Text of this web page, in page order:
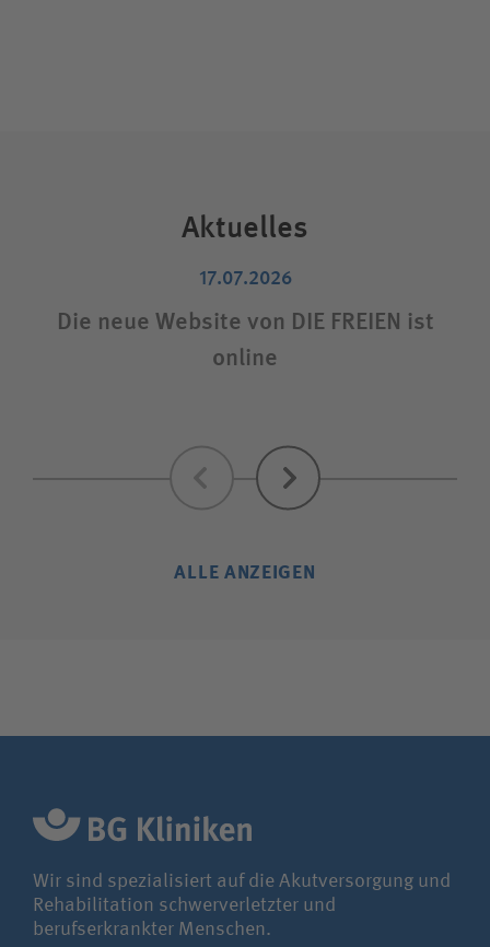
Aktuelles
17.07.2026
Die neue Website von DIE FREIEN ist
online
Zurück Weiter
ALLE ANZEIGEN
Wir sind spezialisiert auf die Akutversorgung und
Rehabilitation schwerverletzter und
berufserkrankter Menschen.